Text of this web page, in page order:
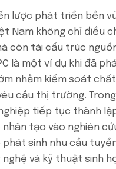
lược phát triển bền
Nam không chỉ điều
còn tái cấu trúc
là một ví dụ khi đã
nhằm kiểm soát
cầu thị trường.
tiếp tục thành
tạo vào nghiên
phát sinh nhu cầu
nghệ và kỹ thuật sinh